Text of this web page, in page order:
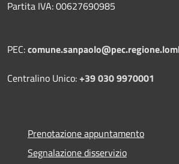
Partita IVA: 00627690985
PEC:
Centralino Unico:+39 030 9970001
Prenotazione appuntamento
Segnalazione disservizio